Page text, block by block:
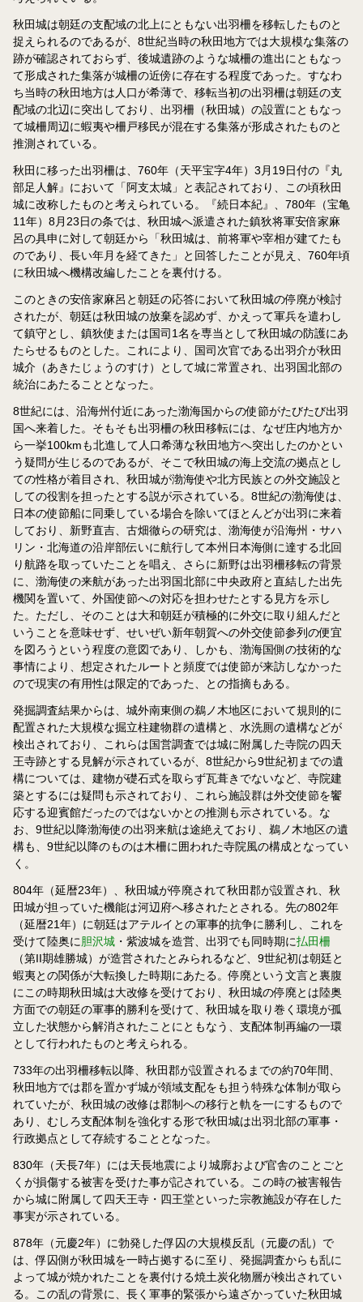
秋田城は朝廷の支配域の北上にともない出羽柵を移転したものと
捉えられるのであるが、8世紀当時の秋田地方では大規模な集落の
跡が確認されておらず、後城遺跡のような城柵の進出にともなっ
て形成された集落が城柵の近傍に存在する程度であった。すなわ
ち当時の秋田地方は人口が希薄で、移転当初の出羽柵は朝廷の支
配域の北辺に突出しており、出羽柵（秋田城）の設置にともなっ
て城柵周辺に蝦夷や柵戸移民が混在する集落が形成されたものと
推測されている。
秋田に移った出羽柵は、760年（天平宝字4年）3月19日付の『丸
部足人解』において「阿支太城」と表記されており、この頃秋田
城に改称したものと考えられている。『続日本紀』、780年（宝亀
11年）8月23日の条では、秋田城へ派遣された鎮狄将軍安倍家麻
呂の具申に対して朝廷から「秋田城は、前将軍や宰相が建てたも
のであり、長い年月を経てきた」と回答したことが見え、760年頃
に秋田城へ機構改編したことを裏付ける。
このときの安倍家麻呂と朝廷の応答において秋田城の停廃が検討
されたが、朝廷は秋田城の放棄を認めず、かえって軍兵を遣わし
て鎮守とし、鎮狄使または国司1名を専当として秋田城の防護にあ
たらせるものとした。これにより、国司次官である出羽介が秋田
城介（あきたじょうのすけ）として城に常置され、出羽国北部の
統治にあたることとなった。
8世紀には、沿海州付近にあった渤海国からの使節がたびたび出羽
国へ来着した。そもそも出羽柵の秋田移転には、なぜ庄内地方か
ら一挙100kmも北進して人口希薄な秋田地方へ突出したのかとい
う疑問が生じるのであるが、そこで秋田城の海上交流の拠点とし
ての性格が着目され、秋田城が渤海使や北方民族との外交施設と
しての役割を担ったとする説が示されている。8世紀の渤海使は、
日本の使節船に同乗している場合を除いてほとんどが出羽に来着
しており、新野直吉、古畑徹らの研究は、渤海使が沿海州・サハ
リン・北海道の沿岸部伝いに航行して本州日本海側に達する北回
り航路を取っていたことを唱え、さらに新野は出羽柵移転の背景
に、渤海使の来航があった出羽国北部に中央政府と直結した出先
機関を置いて、外国使節への対応を担わせたとする見方を示し
た。ただし、そのことは大和朝廷が積極的に外交に取り組んだと
いうことを意味せず、せいぜい新年朝賀への外交使節参列の便宜
を図ろうという程度の意図であり、しかも、渤海国側の技術的な
事情により、想定されたルートと頻度では使節が来訪しなかった
ので現実の有用性は限定的であった、との指摘もある。
発掘調査結果からは、城外南東側の鵜ノ木地区において規則的に
配置された大規模な掘立柱建物群の遺構と、水洗厠の遺構などが
検出されており、これらは国営調査では城に附属した寺院の四天
王寺跡とする見解が示されているが、8世紀から9世紀初までの遺
構については、建物が礎石式を取らず瓦葺きでないなど、寺院建
築とするには疑問も示されており、これら施設群は外交使節を饗
応する迎賓館だったのではないかとの推測も示されている。な
お、9世紀以降渤海使の出羽来航は途絶えており、鵜ノ木地区の遺
構も、9世紀以降のものは木柵に囲われた寺院風の構成となってい
く。
804年（延暦23年）、秋田城が停廃されて秋田郡が設置され、秋
田城が担っていた機能は河辺府へ移されたとされる。先の802年
（延暦21年）に朝廷はアテルイとの軍事的抗争に勝利し、これを
受けて陸奥に胆沢城 ・紫波城を造営、出羽でも同時期に払田柵
（第II期雄勝城）が造営されたとみられるなど、9世紀初は朝廷と
蝦夷との関係が大転換した時期にあたる。停廃という文言と裏腹
にこの時期秋田城は大改修を受けており、秋田城の停廃とは陸奥
方面での朝廷の軍事的勝利を受けて、秋田城を取り巻く環境が孤
立した状態から解消されたことにともなう、支配体制再編の一環
として行われたものと考えられる。
733年の出羽柵移転以降、秋田郡が設置されるまでの約70年間、
秋田地方では郡を置かず城が領域支配をも担う特殊な体制が取ら
れていたが、秋田城の改修は郡制への移行と軌を一にするもので
あり、むしろ支配体制を強化する形で秋田城は出羽北部の軍事・
行政拠点として存続することとなった。
830年（天長7年）には天長地震により城廓および官舎のことごと
くが損傷する被害を受けた事が記されている。この時の被害報告
から城に附属して四天王寺・四王堂といった宗教施設が存在した
事実が示されている。
878年（元慶2年）に勃発した俘囚の大規模反乱（元慶の乱）で
は、俘囚側が秋田城を一時占拠するに至り、発掘調査からも乱に
よって城が焼かれたことを裏付ける焼土炭化物層が検出されてい
る。この乱の背景に、長く軍事的緊張から遠ざかっていた秋田城